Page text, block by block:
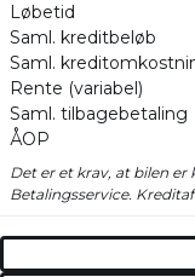
Løbetid
Saml. kreditbeløb
Saml.
Rente (variabel)
Saml. tilbagebetaling
ÅOP
Det er et krav, at bilen
Betalingsservice.